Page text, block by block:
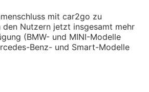
& Informationmit car2go zu
den Nutzern jetzt insgesamt mehr
(BMW- und MINI-Modelle
Benz- und Smart-Modelle